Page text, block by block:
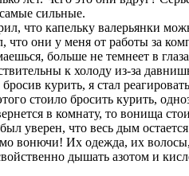
самые сильные.
что капельку валерьянки
что они у меня от работы за
больше не темнеет в
к холоду из-за
курить, я стал
стоило бросить курить,
в комнату, то вонища
уверен, что весь дым
вонючи! Их одежда, их
дышать азотом и